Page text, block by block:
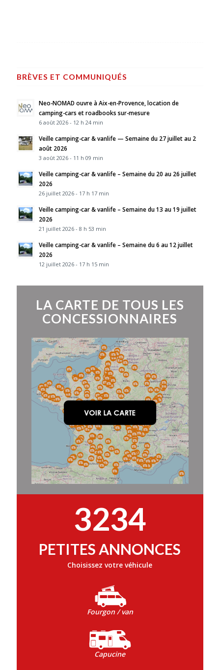
BRÈVES ET COMMUNIQUÉS
Neo-NOMAD ouvre à Aix-en-Provence, location de
camping-cars et roadbooks sur-mesure
6 août 2026 - 12 h 24 min
Veille camping-car & vanlife — Semaine du 27 juillet au 2
août 2026
3 août 2026 - 11 h 09 min
Veille camping-car & vanlife – Semaine du 20 au 26 juillet
2026
26 juillet 2026 - 17 h 17 min
Veille camping-car & vanlife – Semaine du 13 au 19 juillet
2026
21 juillet 2026 - 8 h 53 min
Veille camping-car & vanlife – Semaine du 6 au 12 juillet
2026
12 juillet 2026 - 17 h 15 min
LA CARTE DE TOUS LES
CONCESSIONNAIRES
3234
PETITES ANNONCES
Choisissez votre véhicule
Fourgon / van
Capucine